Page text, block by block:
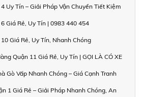
Uy Tín – Giải Pháp Vận Chuyển Tiết Kiệm
Giá Rẻ, Uy Tín | 0983 440 454
Giá Rẻ, Uy Tín, Nhanh Chóng
Quận 11 Giá Rẻ, Uy Tín | GỌI LÀ CÓ XE
Gò Vấp Nhanh Chóng – Giá Cạnh Tranh
1 Giá Rẻ – Giải Pháp Nhanh Chóng, An